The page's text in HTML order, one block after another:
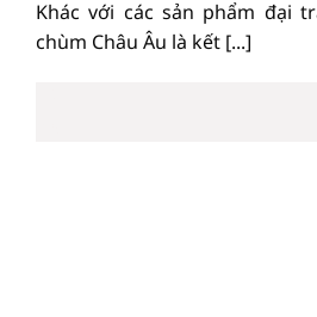
Khác với các sản phẩm đại
chùm Châu Âu là kết [...]